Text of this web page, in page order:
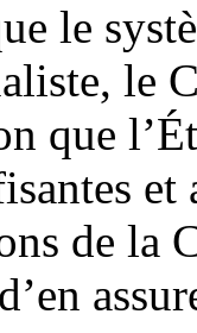
le
le
que
de la